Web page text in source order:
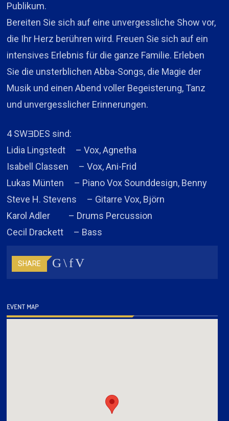
Publikum.
Bereiten Sie sich auf eine unvergessliche Show vor,
die Ihr Herz berühren wird. Freuen Sie sich auf ein
intensives Erlebnis für die ganze Familie. Erleben
Sie die unsterblichen Abba-Songs, die Magie der
Musik und einen Abend voller Begeisterung, Tanz
und unvergesslicher Erinnerungen.
4 SWƎDES sind:
Lidia Lingstedt – Vox, Agnetha
Isabell Classen – Vox, Ani-Frid
Lukas Münten – Piano Vox Sounddesign, Benny
Steve H. Stevens – Gitarre Vox, Björn
Karol Adler – Drums Percussion
Cecil Drackett – Bass
SHARE
EVENT MAP